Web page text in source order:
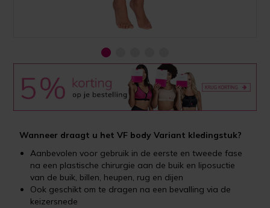
Wanneer draagt u het VF body Variant kledingstuk?
Aanbevolen voor gebruik in de eerste en tweede fase
na een plastische chirurgie aan de buik en liposuctie
van de buik, billen, heupen, rug en dijen
Ook geschikt om te dragen na een bevalling via de
keizersnede